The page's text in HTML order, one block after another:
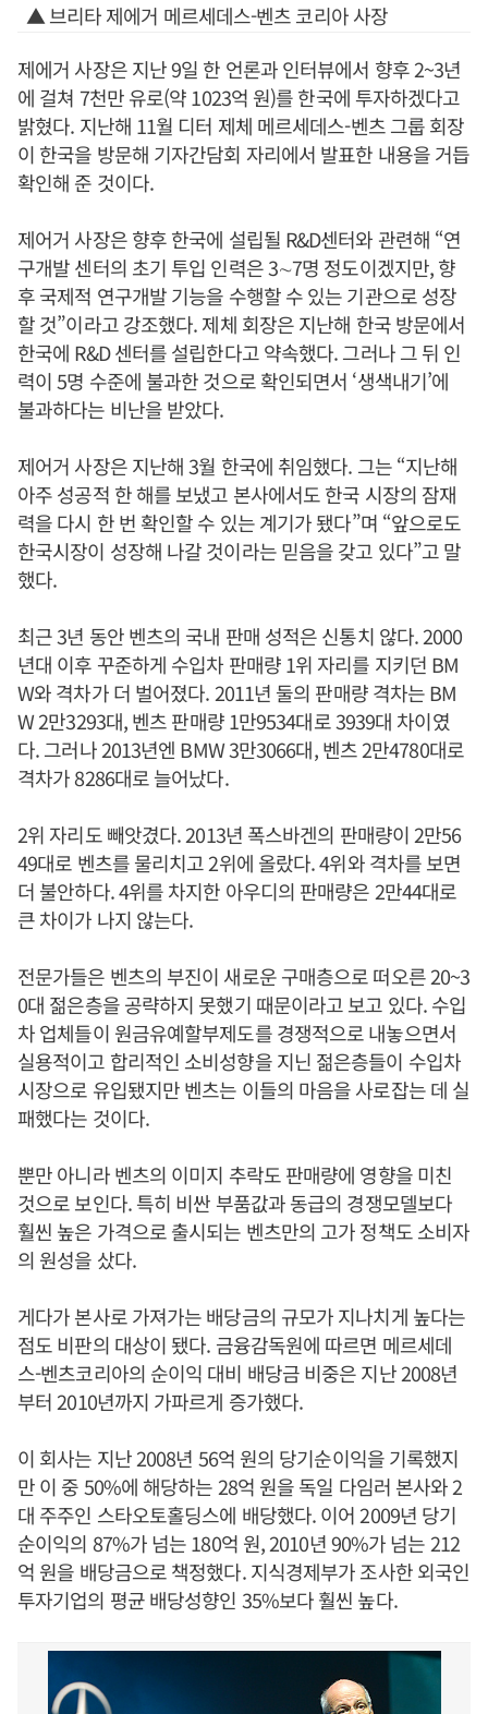
▲ 브리타 제에거 메르세데스-벤츠 코리아 사장
제에거 사장은 지난 9일 한 언론과 인터뷰에서 향후 2~3년
에 걸쳐 7천만 유로(약 1023억 원)를 한국에 투자하겠다고
밝혔다. 지난해 11월 디터 제체 메르세데스-벤츠 그룹 회장
이 한국을 방문해 기자간담회 자리에서 발표한 내용을 거듭
확인해 준 것이다.
제어거 사장은 향후 한국에 설립될 R&D센터와 관련해 “연
구개발 센터의 초기 투입 인력은 3∼7명 정도이겠지만, 향
후 국제적 연구개발 기능을 수행할 수 있는 기관으로 성장
할 것”이라고 강조했다. 제체 회장은 지난해 한국 방문에서
한국에 R&D 센터를 설립한다고 약속했다. 그러나 그 뒤 인
력이 5명 수준에 불과한 것으로 확인되면서 ‘생색내기’에
불과하다는 비난을 받았다.
제어거 사장은 지난해 3월 한국에 취임했다. 그는 “지난해
아주 성공적 한 해를 보냈고 본사에서도 한국 시장의 잠재
력을 다시 한 번 확인할 수 있는 계기가 됐다”며 “앞으로도
한국시장이 성장해 나갈 것이라는 믿음을 갖고 있다”고 말
했다.
최근 3년 동안 벤츠의 국내 판매 성적은 신통치 않다. 2000
년대 이후 꾸준하게 수입차 판매량 1위 자리를 지키던 BM
W와 격차가 더 벌어졌다. 2011년 둘의 판매량 격차는 BM
W 2만3293대, 벤츠 판매량 1만9534대로 3939대 차이였
다. 그러나 2013년엔 BMW 3만3066대, 벤츠 2만4780대로
격차가 8286대로 늘어났다.
2위 자리도 빼앗겼다. 2013년 폭스바겐의 판매량이 2만56
49대로 벤츠를 물리치고 2위에 올랐다. 4위와 격차를 보면
더 불안하다. 4위를 차지한 아우디의 판매량은 2만44대로
큰 차이가 나지 않는다.
전문가들은 벤츠의 부진이 새로운 구매층으로 떠오른 20~3
0대 젊은층을 공략하지 못했기 때문이라고 보고 있다. 수입
차 업체들이 원금유예할부제도를 경쟁적으로 내놓으면서
실용적이고 합리적인 소비성향을 지닌 젊은층들이 수입차
시장으로 유입됐지만 벤츠는 이들의 마음을 사로잡는 데 실
패했다는 것이다.
뿐만 아니라 벤츠의 이미지 추락도 판매량에 영향을 미친
것으로 보인다. 특히 비싼 부품값과 동급의 경쟁모델보다
훨씬 높은 가격으로 출시되는 벤츠만의 고가 정책도 소비자
의 원성을 샀다.
게다가 본사로 가져가는 배당금의 규모가 지나치게 높다는
점도 비판의 대상이 됐다. 금융감독원에 따르면 메르세데
스-벤츠코리아의 순이익 대비 배당금 비중은 지난 2008년
부터 2010년까지 가파르게 증가했다.
이 회사는 지난 2008년 56억 원의 당기순이익을 기록했지
만 이 중 50%에 해당하는 28억 원을 독일 다임러 본사와 2
대 주주인 스타오토홀딩스에 배당했다. 이어 2009년 당기
순이익의 87%가 넘는 180억 원, 2010년 90%가 넘는 212
억 원을 배당금으로 책정했다. 지식경제부가 조사한 외국인
투자기업의 평균 배당성향인 35%보다 훨씬 높다.